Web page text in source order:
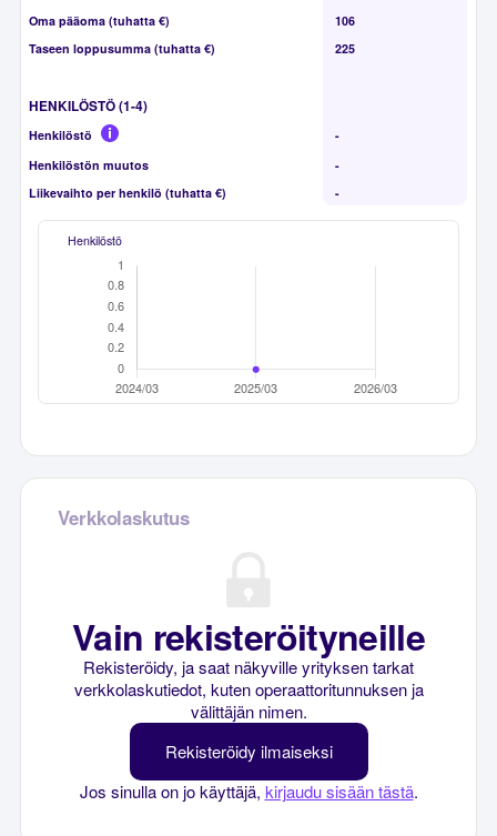
Oma pääoma (tuhatta €)
106
Taseen loppusumma (tuhatta €)
225
HENKILÖSTÖ (1-4)
Henkilöstö
-
Henkilöstön muutos
-
Liikevaihto per henkilö (tuhatta €)
-
Henkilöstö
Verkkolaskutus
Vain rekisteröityneille
Rekisteröidy, ja saat näkyville yrityksen tarkat
verkkolaskutiedot, kuten operaattoritunnuksen ja
välittäjän nimen.
Rekisteröidy ilmaiseksi
Jos sinulla on jo käyttäjä, kirjaudu sisään tästä.